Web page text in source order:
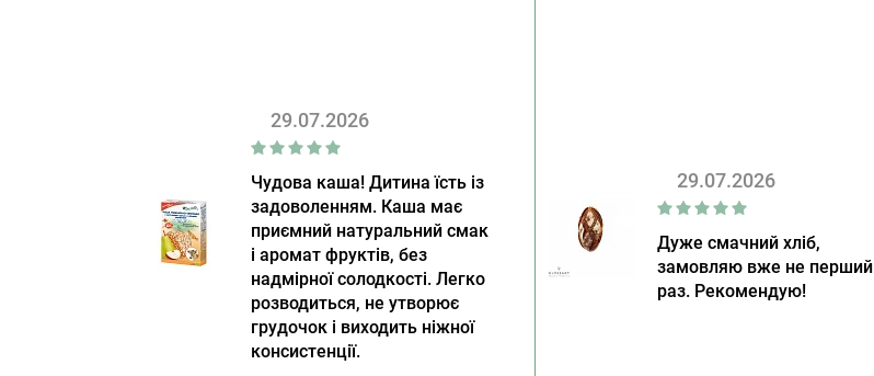
29.07.2026
Чудова каша! Дитина їсть із
задоволенням. Каша має
приємний натуральний смак
і аромат фруктів, без
надмірної солодкості. Легко
розводиться, не утворює
грудочок і виходить ніжної
консистенції.
29.07.2026
Дуже смачний хліб,
замовляю вже не перший
раз. Рекомендую!